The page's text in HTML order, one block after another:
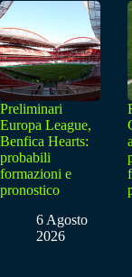
Preliminari
Europa League,
Benfica Hearts:
probabili
formazioni e
pronostico
6 Agosto
2026